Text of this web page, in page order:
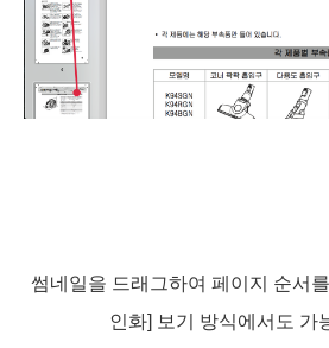
썸네일을 드래그하여 페이지 순서
인화] 보기 방식에서도 가